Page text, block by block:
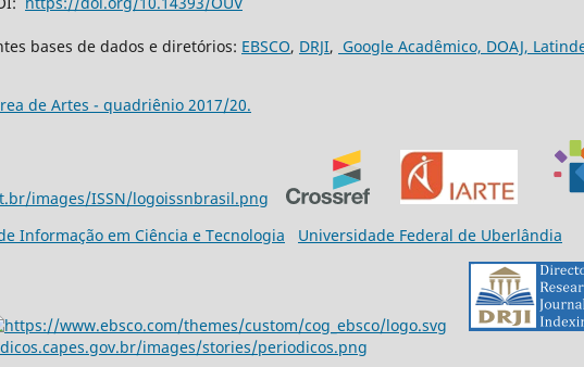
bases de dados e diretórios: EBSCO, DRJI, Google Acadêmico, DOAJ,
de Artes - quadriênio 2017/20.
Informação em Ciência e Tecnologia Universidade Federal de Uberlândia